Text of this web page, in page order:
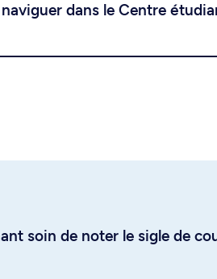
dans le Centre
soin de noter le sigle de